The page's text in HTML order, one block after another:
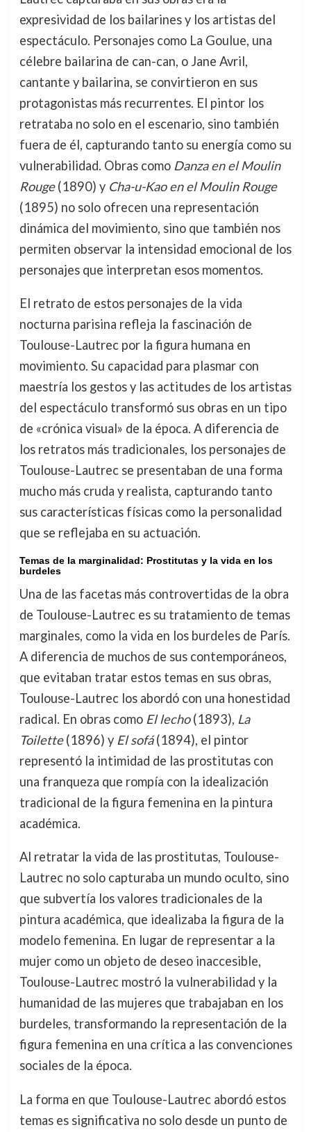
expresividad de los bailarines y los artistas del
espectáculo. Personajes como La Goulue, una
célebre bailarina de can-can, o Jane Avril,
cantante y bailarina, se convirtieron en sus
protagonistas más recurrentes. El pintor los
retrataba no solo en el escenario, sino también
fuera de él, capturando tanto su energía como su
vulnerabilidad. Obras como Danza en el Moulin
Rouge(1890) y Cha-u-Kao en el Moulin Rouge
(1895) no solo ofrecen una representación
dinámica del movimiento, sino que también nos
permiten observar la intensidad emocional de los
personajes que interpretan esos momentos.
El retrato de estos personajes de la vida
nocturna parisina refleja la fascinación de
Toulouse-Lautrec por la figura humana en
movimiento. Su capacidad para plasmar con
maestría los gestos y las actitudes de los artistas
del espectáculo transformó sus obras en un tipo
de «crónica visual» de la época. A diferencia de
los retratos más tradicionales, los personajes de
Toulouse-Lautrec se presentaban de una forma
mucho más cruda y realista, capturando tanto
sus características físicas como la personalidad
que se reflejaba en su actuación.
Temas de la marginalidad: Prostitutas y la vida en los
burdeles
Una de las facetas más controvertidas de la obra
de Toulouse-Lautrec es su tratamiento de temas
marginales, como la vida en los burdeles de París.
A diferencia de muchos de sus contemporáneos,
que evitaban tratar estos temas en sus obras,
Toulouse-Lautrec los abordó con una honestidad
radical. En obras como El lecho(1893), La
Toilette(1896) y El sofá(1894), el pintor
representó la intimidad de las prostitutas con
una franqueza que rompía con la idealización
tradicional de la figura femenina en la pintura
académica.
Al retratar la vida de las prostitutas, Toulouse-
Lautrec no solo capturaba un mundo oculto, sino
que subvertía los valores tradicionales de la
pintura académica, que idealizaba la figura de la
modelo femenina. En lugar de representar a la
mujer como un objeto de deseo inaccesible,
Toulouse-Lautrec mostró la vulnerabilidad y la
humanidad de las mujeres que trabajaban en los
burdeles, transformando la representación de la
figura femenina en una crítica a las convenciones
sociales de la época.
La forma en que Toulouse-Lautrec abordó estos
temas es significativa no solo desde un punto de